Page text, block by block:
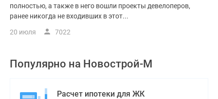
полностью, а также в него вошли проекты девелоперов,
ранее никогда не входивших в этот...
20 июля 7022
Популярно на Новострой-М
Расчет ипотеки для ЖК